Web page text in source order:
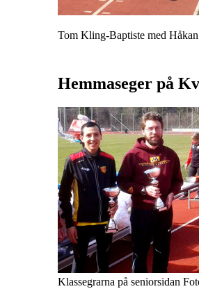
Tom Kling-Baptiste med
Hemmaseger på
Klassegrarna på seniorsidan